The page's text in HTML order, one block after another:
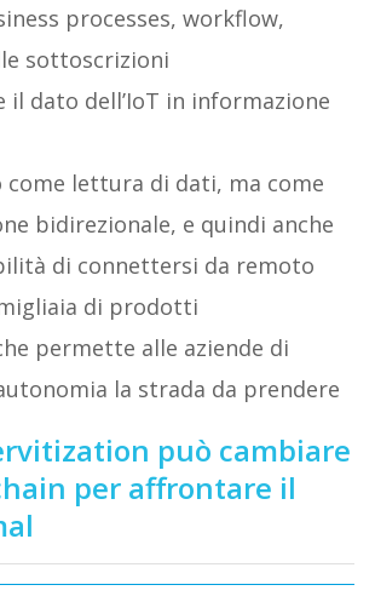
processes, workflow,
sottoscrizioni
il dato dell’IoT in informazione
come lettura di dati, ma come
bidirezionale, e quindi anche
di connettersi da remoto
di prodotti
permette alle aziende di
la strada da prendere
può cambiare
per affrontare il